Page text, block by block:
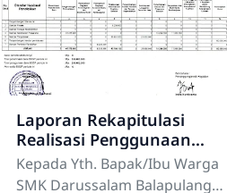
Laporan Rekapitulasi
Realisasi Penggunaan
Dana Bantuan
Operasional Satuan
Kepada Yth. Bapak/Ibu Warga
SMK Darussalam Balapulang